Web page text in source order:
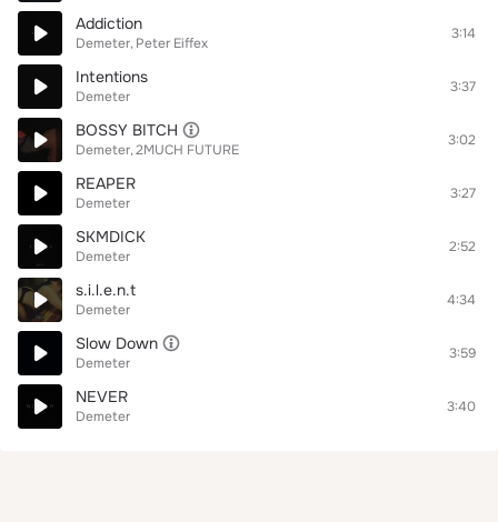
Addiction
Demeter Peter Eiffex
3:14
Intentions
Demeter
3:37
BOSSY BITCH
Demeter 2MUCH FUTURE
3:02
REAPER
Demeter
3:27
SKMDICK
Demeter
2:52
s.i.l.e.n.t
Demeter
4:34
Slow Down
Demeter
3:59
NEVER
Demeter
3:40